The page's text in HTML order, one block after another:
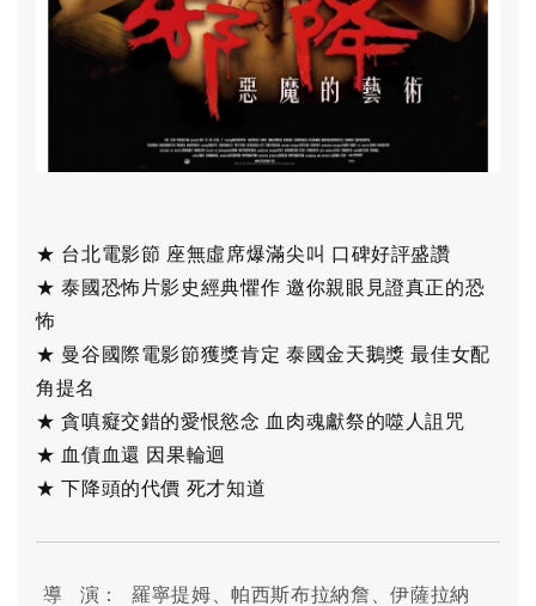
★ 台北電影節 座無虛席爆滿尖叫 口碑好評盛讚
★ 泰國恐怖片影史經典懼作 邀你親眼見證真正的恐
怖
★ 曼谷國際電影節獲獎肯定 泰國金天鵝獎 最佳女配
角提名
★ 貪嗔癡交錯的愛恨慾念 血肉魂獻祭的噬人詛咒
★ 血債血還 因果輪迴
★ 下降頭的代價 死才知道
導 演：
羅寧提姆、帕西斯布拉納詹、伊薩拉納